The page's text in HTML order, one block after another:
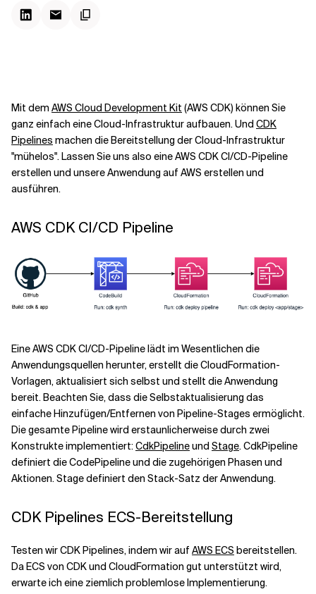
Verwandte Themen
Mit dem AWS Cloud Development Kit (AWS CDK) können Sie
ganz einfach eine Cloud-Infrastruktur aufbauen. Und CDK
Pipelines machen die Bereitstellung der Cloud-Infrastruktur
"mühelos". Lassen Sie uns also eine AWS CDK CI/CD-Pipeline
erstellen und unsere Anwendung auf AWS erstellen und
ausführen.
AWS CDK CI/CD Pipeline
Eine AWS CDK CI/CD-Pipeline lädt im Wesentlichen die
Anwendungsquellen herunter, erstellt die CloudFormation-
Vorlagen, aktualisiert sich selbst und stellt die Anwendung
bereit. Beachten Sie, dass die Selbstaktualisierung das
einfache Hinzufügen/Entfernen von Pipeline-Stages ermöglicht.
Die gesamte Pipeline wird erstaunlicherweise durch zwei
Konstrukte implementiert:CdkPipelineund Stage. CdkPipeline
definiert die CodePipeline und die zugehörigen Phasen und
Aktionen. Stage definiert den Stack-Satz der Anwendung.
CDK Pipelines ECS-Bereitstellung
Testen wir CDK Pipelines, indem wir auf AWS ECS bereitstellen.
Da ECS von CDK und CloudFormation gut unterstützt wird,
erwarte ich eine ziemlich problemlose Implementierung.